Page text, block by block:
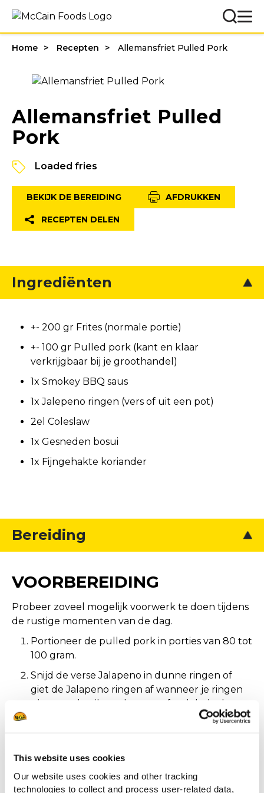
This website uses cookies
Our website uses cookies and other tracking
technologies to collect and process user-related data,
Home Recepten Allemansfriet Pulled Pork
Allemansfriet Pulled
Pork
Loaded fries
BEKIJK DE BEREIDING AFDRUKKEN
RECEPTEN DELEN
Ingrediënten
+- 200 gr Frites (normale portie)
+- 100 gr Pulled pork (kant en klaar
verkrijgbaar bij je groothandel)
1x Smokey BBQ saus
1x Jalepeno ringen (vers of uit een pot)
2el Coleslaw
1x Gesneden bosui
1x Fijngehakte koriander
Bereiding
VOORBEREIDING
Probeer zoveel mogelijk voorwerk te doen tijdens
de rustige momenten van de dag.
Portioneer de pulled pork in porties van 80 tot
100 gram.
Snijd de verse Jalapeno in dunne ringen of
giet de Jalapeno ringen af wanneer je ringen
uit pot gebruikt en bewaar afgedekt in de
ringen en bewaar afgedekt in de koeling of
Hak de verse koriander fijn.